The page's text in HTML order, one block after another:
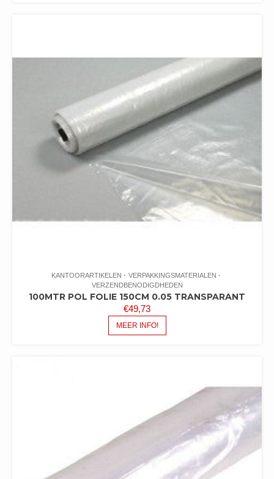
KANTOORARTIKELEN
VERPAKKINGSMATERIALEN
VERZENDBENODIGDHEDEN
100MTR POL FOLIE 150CM 0.05 TRANSPARANT
€49,73
MEER INFO!